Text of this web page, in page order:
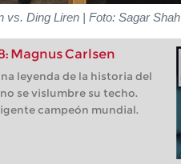
vs. Ding Liren | Foto: Sagar Shah
Magnus Carlsen
leyenda de la historia del
se vislumbre su techo.
campeón mundial.